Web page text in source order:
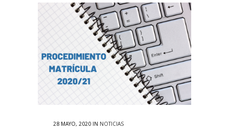
28 MAYO, 2020 IN NOTICIAS